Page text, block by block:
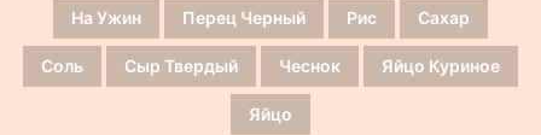
На Ужин Перец Черный Рис Сахар
Соль Сыр Твердый Чеснок Яйцо Куриное
Яйцо